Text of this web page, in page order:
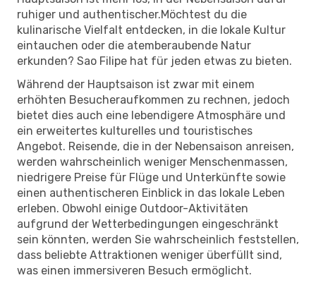
ruhiger und authentischer.Möchtest du die
kulinarische Vielfalt entdecken, in die lokale Kultur
eintauchen oder die atemberaubende Natur
erkunden? Sao Filipe hat für jeden etwas zu bieten.
Während der Hauptsaison ist zwar mit einem
erhöhten Besucheraufkommen zu rechnen, jedoch
bietet dies auch eine lebendigere Atmosphäre und
ein erweitertes kulturelles und touristisches
Angebot. Reisende, die in der Nebensaison anreisen,
werden wahrscheinlich weniger Menschenmassen,
niedrigere Preise für Flüge und Unterkünfte sowie
einen authentischeren Einblick in das lokale Leben
erleben. Obwohl einige Outdoor-Aktivitäten
aufgrund der Wetterbedingungen eingeschränkt
sein könnten, werden Sie wahrscheinlich feststellen,
dass beliebte Attraktionen weniger überfüllt sind,
was einen immersiveren Besuch ermöglicht.